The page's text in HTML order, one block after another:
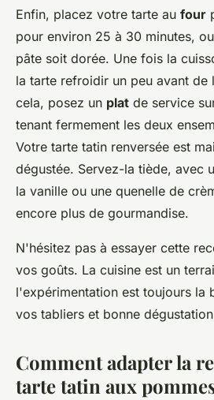
Enfin, placez votre tarte au four
pour environ 25 à 30 minutes,
pâte soit dorée. Une fois la
la tarte refroidir un peu avant de
cela, posez un plat de service
tenant fermement les deux
Votre tarte tatin renversée est
dégustée. Servez-la tiède, avec
la vanille ou une quenelle de
encore plus de gourmandise.
N'hésitez pas à essayer cette
vos goûts. La cuisine est un
l'expérimentation est toujours la
vos tabliers et bonne
Comment adapter la
tarte tatin aux